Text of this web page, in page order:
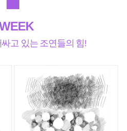
고 있는 조연들의 힘!